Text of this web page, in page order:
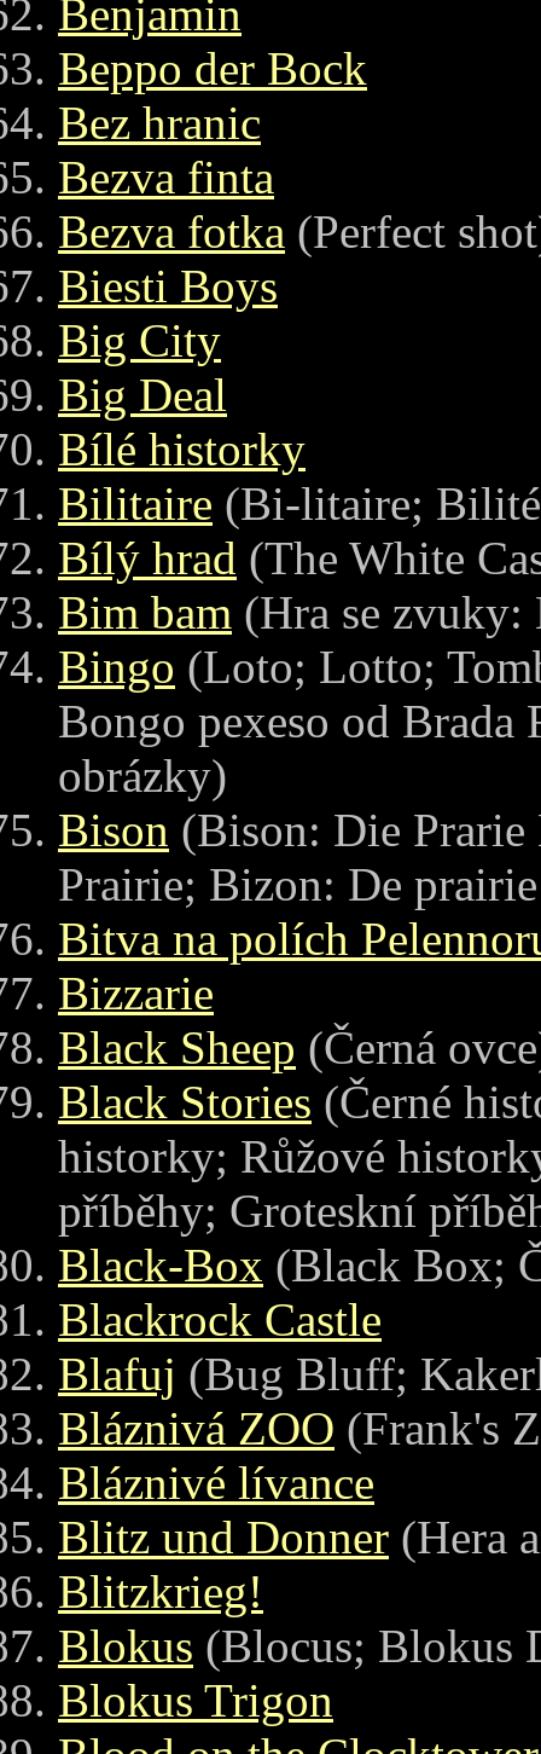
Benjamin
Beppo der Bock
Bez hranic
Bezva finta
Bezva fotka (Perfect
Biesti Boys
Big City
Big Deal
Bílé historky
Bilitaire (Bi-litaire;
Bílý hrad (The White
Bim bam (Hra se zvuky:
Bingo (Loto; Lotto;
Bongo pexeso od
obrázky)
Bison (Bison: Die
Prairie; Bizon: De
Bitva na polích
Bizzarie
Black Sheep (Černá
Black Stories (Černé
historky; Růžové
příběhy; Groteskní
Black-Box (Black Box;
Blackrock Castle
Blafuj (Bug Bluff;
Bláznivá ZOO (Frank's
Bláznivé lívance
Blitz und Donner (Hera
Blitzkrieg!
Blokus (Blocus; Blokus
Blokus Trigon